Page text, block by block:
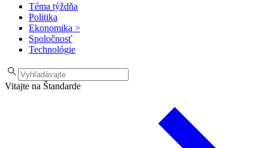
Téma týždňa
Politika
Ekonomika >
Spoločnosť
Technológie
Vitajte na Štandarde